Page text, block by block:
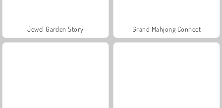
Jewel Garden Story Grand Mahjong Connect